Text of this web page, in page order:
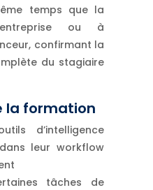
temps que la
ou à
confirmant la
du stagiaire
la formation
d’intelligence
leur workflow
tâches de